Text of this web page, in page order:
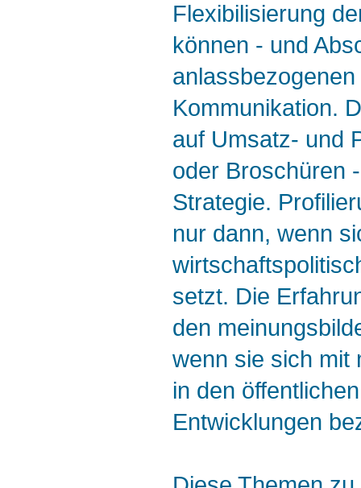
Flexibilisierung
können - und
Kommunikation.
auf Umsatz- und
oder Broschüren
Strategie.
nur dann, wenn
setzt. Die
den
wenn sie sich mit
in den
Entwicklungen